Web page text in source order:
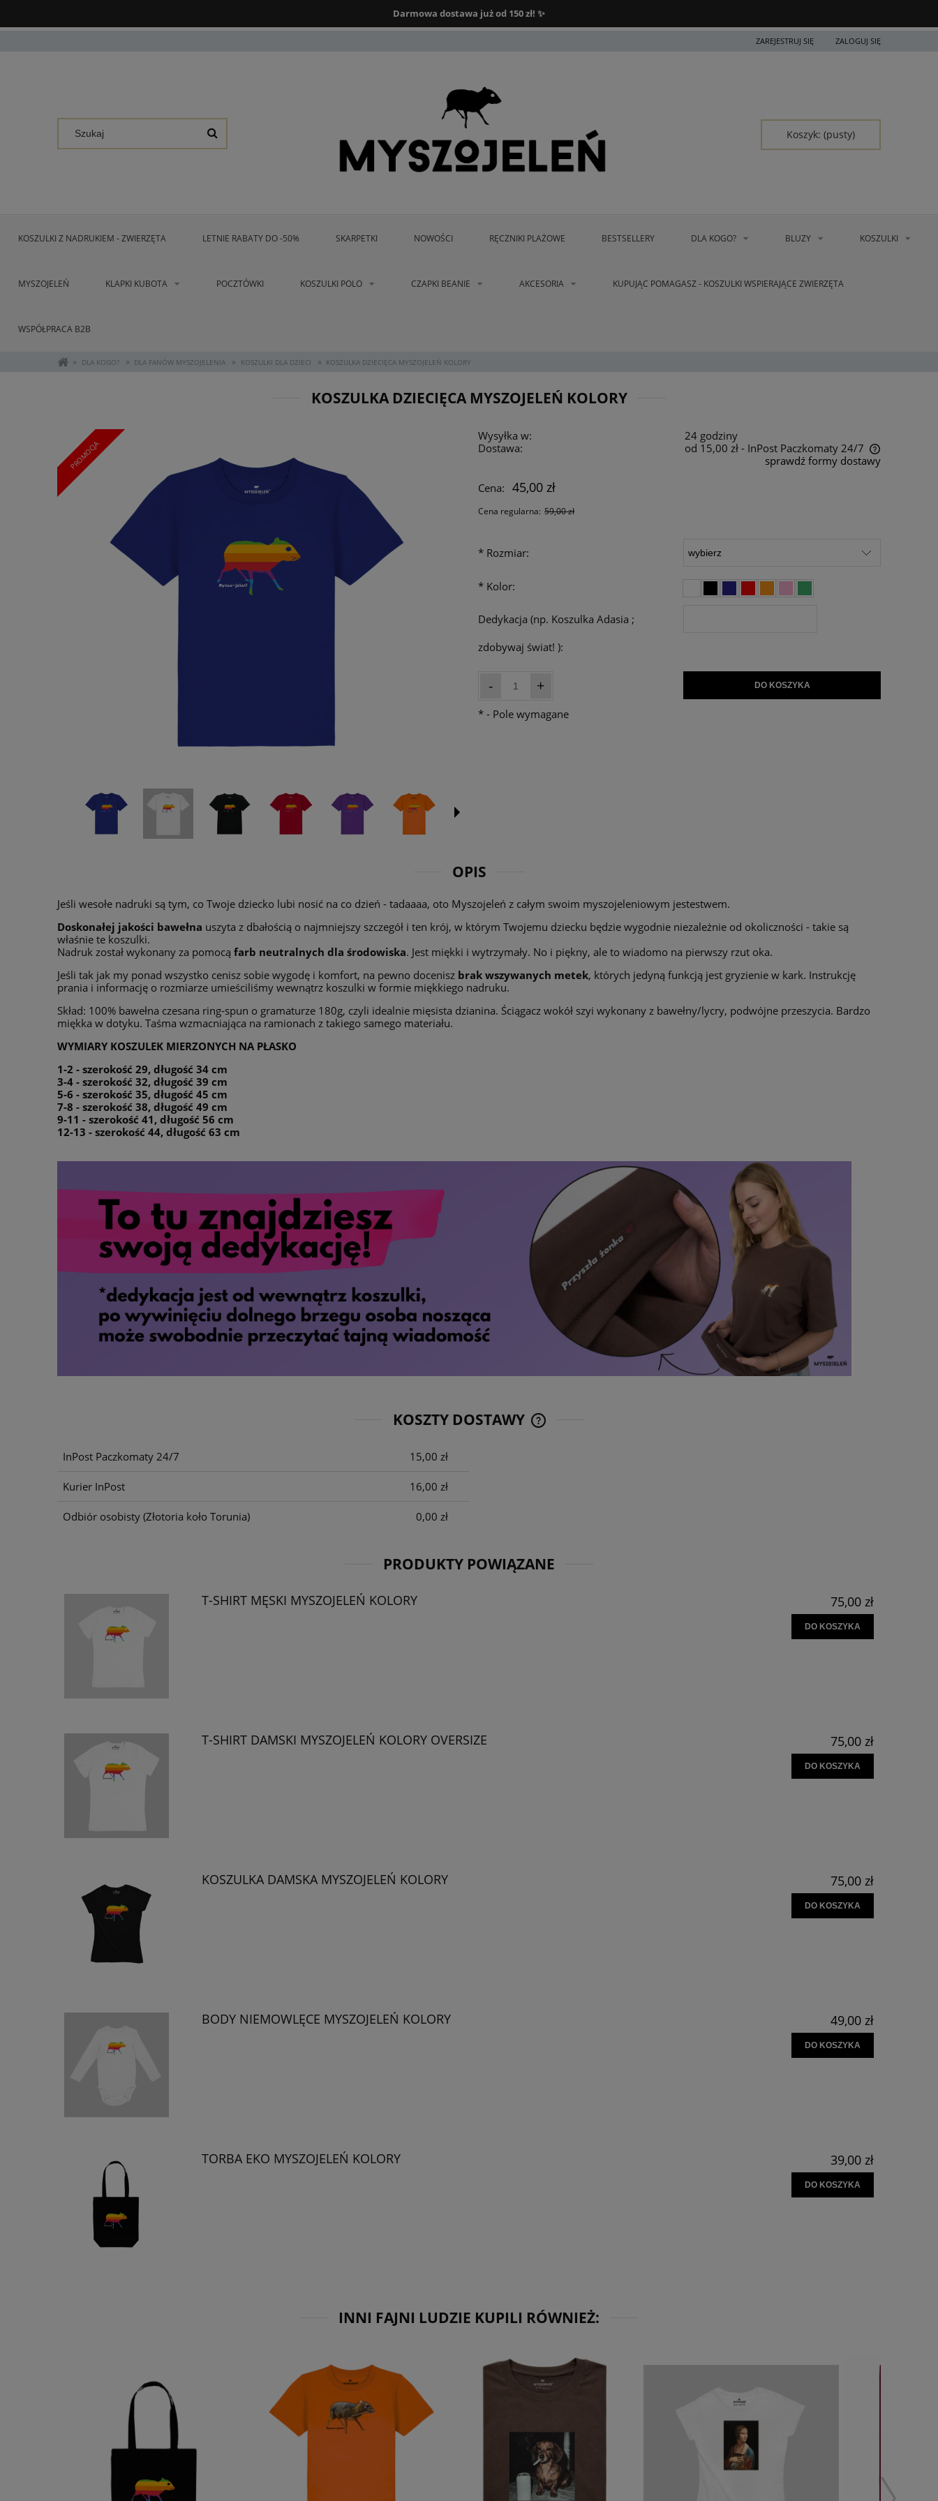
Darmowa dostawa od 150 zł.
Darmowa dostawa już od 150 zł! ✨
ZAREJESTRUJ SIĘ ZALOGUJ SIĘ
Koszyk: (pusty)
KOSZULKI Z NADRUKIEM - ZWIERZĘTA LETNIE RABATY DO -50% SKARPETKI NOWOŚCI RĘCZNIKI PLAŻOWE BESTSELLERY DLA KOGO? BLUZY KOSZULKI
MYSZOJELEŃ KLAPKI KUBOTA POCZTÓWKI KOSZULKI POLO CZAPKI BEANIE AKCESORIA KUPUJĄC POMAGASZ - KOSZULKI WSPIERAJĄCE ZWIERZĘTA
WSPÓŁPRACA B2B
» DLA KOGO? » DLA FANÓW MYSZOJELENIA » KOSZULKI DLA DZIECI » KOSZULKA DZIECIĘCA MYSZOJELEŃ KOLORY
KOSZULKA DZIECIĘCA MYSZOJELEŃ KOLORY
PROMOCJA
Wysyłka w:
24 godziny
Dostawa:
od 15,00 zł - InPost Paczkomaty 24/7
sprawdź formy dostawy
Cena:
45,00 zł
Cena regularna: 59,00 zł
*Rozmiar:
*Kolor:
Dedykacja (np. Koszulka Adasia ;
zdobywaj świat! ):
- + DO KOSZYKA
*- Pole wymagane
OPIS
Jeśli wesołe nadruki są tym, co Twoje dziecko lubi nosić na co dzień - tadaaaa, oto Myszojeleń z całym swoim myszojeleniowym jestestwem.
Doskonałej jakości bawełna uszyta z dbałością o najmniejszy szczegół i ten krój, w którym Twojemu dziecku będzie wygodnie niezależnie od okoliczności - takie są
właśnie te koszulki.
Nadruk został wykonany za pomocą farb neutralnych dla środowiska. Jest miękki i wytrzymały. No i piękny, ale to wiadomo na pierwszy rzut oka.
Jeśli tak jak my ponad wszystko cenisz sobie wygodę i komfort, na pewno docenisz brak wszywanych metek, których jedyną funkcją jest gryzienie w kark. Instrukcję
prania i informację o rozmiarze umieściliśmy wewnątrz koszulki w formie miękkiego nadruku.
Skład: 100% bawełna czesana ring-spun o gramaturze 180g, czyli idealnie mięsista dzianina. Ściągacz wokół szyi wykonany z bawełny/lycry, podwójne przeszycia. Bardzo
miękka w dotyku. Taśma wzmacniająca na ramionach z takiego samego materiału.
WYMIARY KOSZULEK MIERZONYCH NA PŁASKO
1-2 - szerokość 29, długość 34 cm
3-4 - szerokość 32, długość 39 cm
5-6 - szerokość 35, długość 45 cm
7-8 - szerokość 38, długość 49 cm
9-11 - szerokość 41, długość 56 cm
12-13 - szerokość 44, długość 63 cm
KOSZTY DOSTAWY
InPost Paczkomaty 24/7 15,00 zł
Kurier InPost 16,00 zł
Odbiór osobisty (Złotoria koło Torunia) 0,00 zł
PRODUKTY POWIĄZANE
T-SHIRT MĘSKI MYSZOJELEŃ KOLORY 75,00 zł
DO KOSZYKA
T-SHIRT DAMSKI MYSZOJELEŃ KOLORY OVERSIZE 75,00 zł
DO KOSZYKA
KOSZULKA DAMSKA MYSZOJELEŃ KOLORY 75,00 zł
DO KOSZYKA
BODY NIEMOWLĘCE MYSZOJELEŃ KOLORY 49,00 zł
DO KOSZYKA
TORBA EKO MYSZOJELEŃ KOLORY 39,00 zł
DO KOSZYKA
INNI FAJNI LUDZIE KUPILI RÓWNIEŻ: